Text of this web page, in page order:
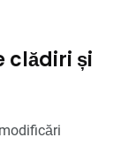
clădiri și